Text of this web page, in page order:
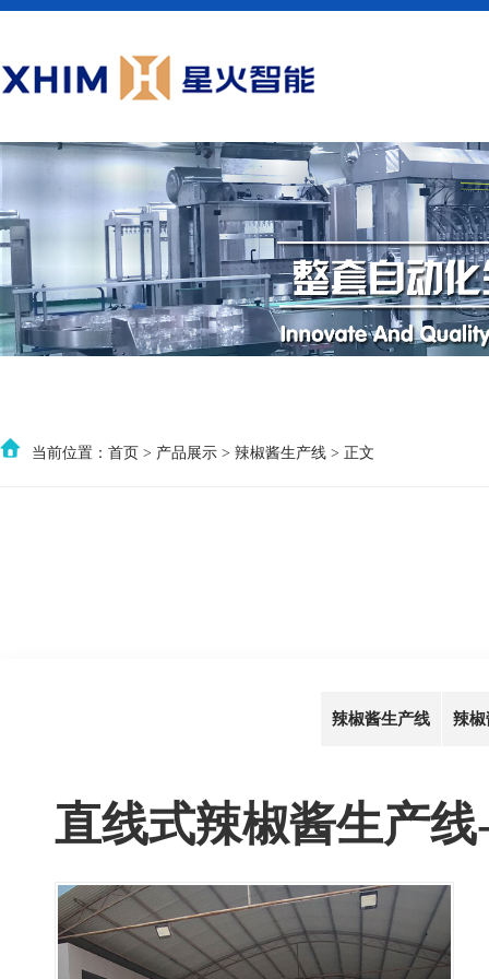
当前位置： 首页 > 产品展示 > 辣椒酱生产线 > 正文
辣椒酱生产线 辣椒
直线式辣椒酱生产